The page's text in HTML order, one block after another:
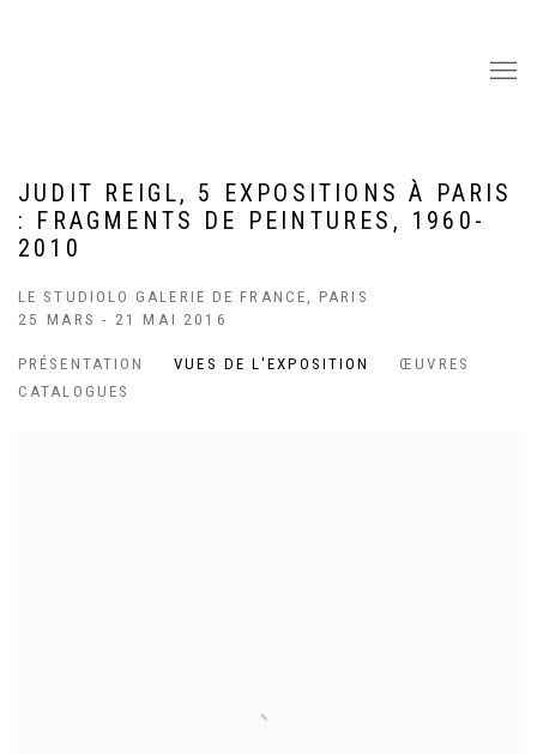
JUDIT REIGL, 5 EXPOSITIONS À PARIS
: FRAGMENTS DE PEINTURES, 1960-
2010
LE STUDIOLO GALERIE DE FRANCE, PARIS
25 MARS - 21 MAI 2016
PRÉSENTATION VUES DE L'EXPOSITION
ŒUVRES
CATALOGUES